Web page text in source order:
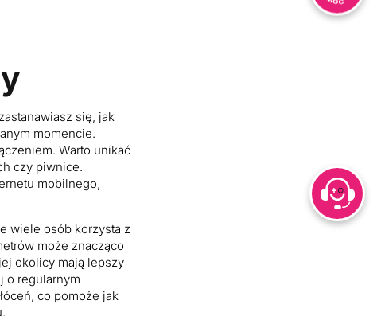
się, jak
momencie.
Warto unikać
czy piwnice.
mobilnego,
wiele osób korzysta z
może znacząco
okolicy mają lepszy
o regularnym
co pomoże jak